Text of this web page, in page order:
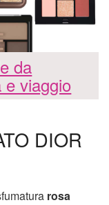
da
viaggio
DIOR
rosa